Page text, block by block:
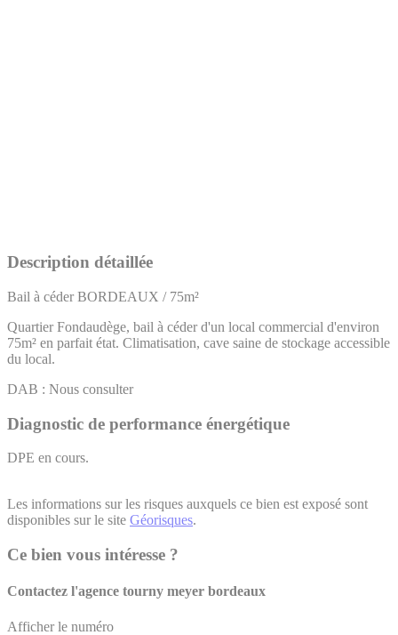
Description détaillée
Bail à céder BORDEAUX / 75m²
Quartier Fondaudège, bail à céder d'un local commercial d'environ
75m² en parfait état. Climatisation, cave saine de stockage accessible
du local.
DAB : Nous consulter
Diagnostic de performance énergétique
DPE en cours.
Les informations sur les risques auxquels ce bien est exposé sont
disponibles sur le site Géorisques.
Ce bien vous intéresse ?
Contactez l'agence tourny meyer bordeaux
Afficher le numéro